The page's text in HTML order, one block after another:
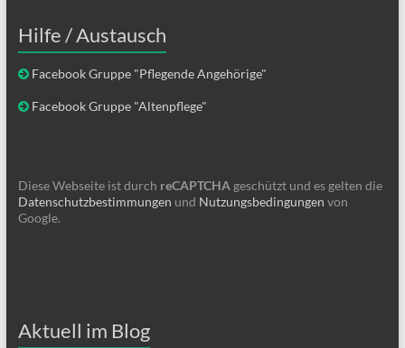
Hilfe / Austausch
Facebook Gruppe "Pflegende Angehörige"
Facebook Gruppe "Altenpflege"
Diese Webseite ist durch reCAPTCHAgeschützt und es gelten die
Datenschutzbestimmungen und Nutzungsbedingungen von
Google.
Aktuell im Blog